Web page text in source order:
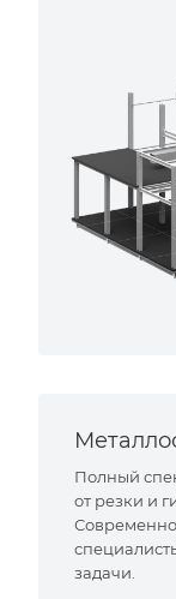
Полный
от резки и
задачи.